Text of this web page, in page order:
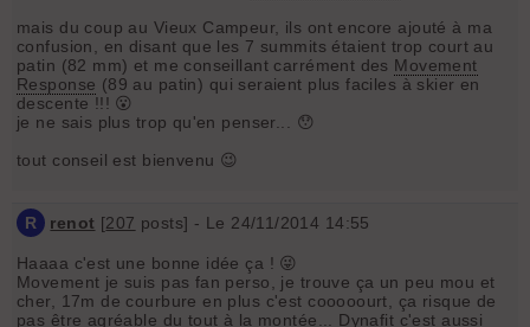
mais du coup au Vieux Campeur, ils ont encore ajouté à ma
confusion, en disant que les 7 summits étaient trop court au
patin (82 mm) et me conseillant carrément des Movement
Response (89 au patin) qui seraient plus faciles à skier en
descente !!! 😮
je ne sais plus trop qu'en penser... 😯
tout conseil est bienvenu 😉
R renot [207 posts] - Le 24/11/2014 14:55
Haaaa c'est une bonne idée ça ! 😜
Movement je suis pas fan perso, je trouve ça un peu mou et
cher, 17m de courbure en plus c'est cooooourt, ça risque de
pas être agréable du tout à la montée... Dynafit c'est aussi